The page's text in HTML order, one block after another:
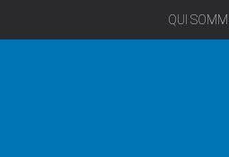
QUI